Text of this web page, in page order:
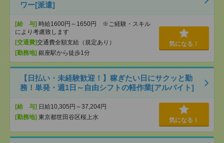
ワー[派遣]
[給 与] 時給1600円～1650円 ※ご経験・スキル
により考慮致します
[交通費]交通費全額支給（規定あり）
[勤務地] 銀座駅から徒歩1分
気になる！
【日払い・未経験歓迎！】稼ぎたい日にサクッと勤
務！単発・週1日～自由シフトの軽作業[アルバイト]
[給 与] 日給10,305円～37,204円
[勤務地] 東京都世田谷区桜上水 気になる！